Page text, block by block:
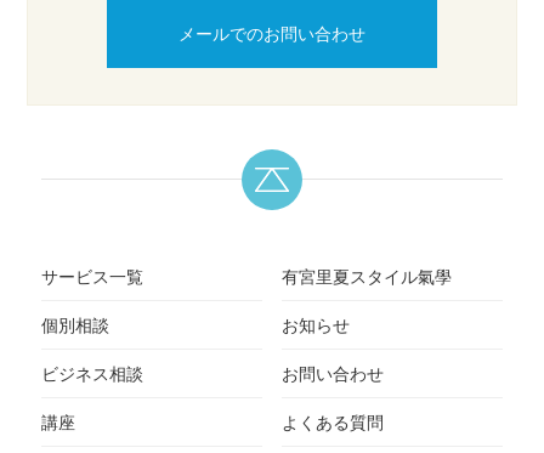
メールでのお問い合わせ
サービス一覧
個別相談
ビジネス相談
講座
有宮里夏スタイル氣學
お知らせ
お問い合わせ
よくある質問